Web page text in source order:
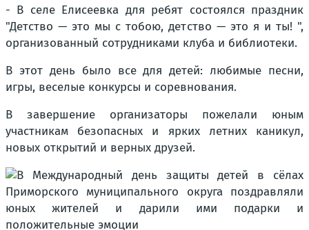
- В селе Елисеевка для ребят состоялся праздник
"Детство — это мы с тобою, детство — это я и ты! ",
организованный сотрудниками клуба и библиотеки.
В этот день было все для детей: любимые песни,
игры, веселые конкурсы и соревнования.
В завершение организаторы пожелали юным
участникам безопасных и ярких летних каникул,
новых открытий и верных друзей.